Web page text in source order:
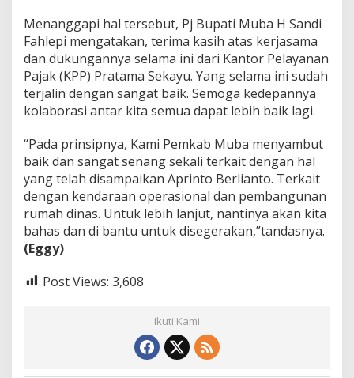
Menanggapi hal tersebut, Pj Bupati Muba H Sandi
Fahlepi mengatakan, terima kasih atas kerjasama
dan dukungannya selama ini dari Kantor Pelayanan
Pajak (KPP) Pratama Sekayu. Yang selama ini sudah
terjalin dengan sangat baik. Semoga kedepannya
kolaborasi antar kita semua dapat lebih baik lagi.
“Pada prinsipnya, Kami Pemkab Muba menyambut
baik dan sangat senang sekali terkait dengan hal
yang telah disampaikan Aprinto Berlianto. Terkait
dengan kendaraan operasional dan pembangunan
rumah dinas. Untuk lebih lanjut, nantinya akan kita
bahas dan di bantu untuk disegerakan,”tandasnya.
(Eggy)
Post Views: 3,608
Ikuti Kami